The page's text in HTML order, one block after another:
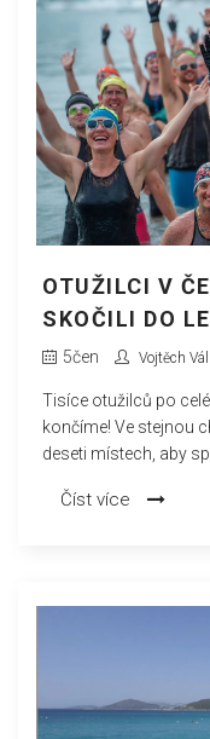
OTUŽILCI V
SKOČILI DO
OSLAVIT
5čen Vojtěch
Tisíce otužilců po
končíme! Ve stejnou
deseti místech, aby
Číst více